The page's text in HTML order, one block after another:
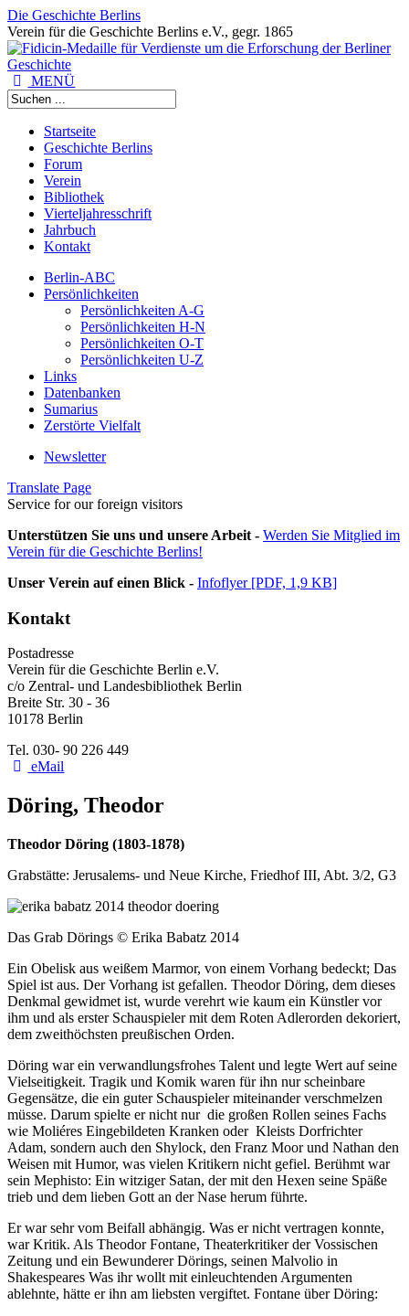
Die Geschichte Berlins
Verein für die Geschichte Berlins e.V., gegr. 1865
MENÜ
Startseite
Geschichte Berlins
Forum
Verein
Bibliothek
Vierteljahresschrift
Jahrbuch
Kontakt
Berlin-ABC
Persönlichkeiten
Persönlichkeiten A-G
Persönlichkeiten H-N
Persönlichkeiten O-T
Persönlichkeiten U-Z
Links
Datenbanken
Sumarius
Zerstörte Vielfalt
Newsletter
Translate Page
Service for our foreign visitors
Unterstützen Sie uns und unsere Arbeit - Werden Sie Mitglied im
Verein für die Geschichte Berlins!
Unser Verein auf einen Blick - Infoflyer [PDF, 1,9 KB]
Kontakt
Postadresse
Verein für die Geschichte Berlin e.V.
c/o Zentral- und Landesbibliothek Berlin
Breite Str. 30 - 36
10178 Berlin
Tel. 030- 90 226 449
eMail
Döring, Theodor
Theodor Döring (1803-1878)
Grabstätte: Jerusalems- und Neue Kirche, Friedhof III, Abt. 3/2, G3
Das Grab Dörings © Erika Babatz 2014
Ein Obelisk aus weißem Marmor, von einem Vorhang bedeckt; Das
Spiel ist aus. Der Vorhang ist gefallen. Theodor Döring, dem dieses
Denkmal gewidmet ist, wurde verehrt wie kaum ein Künstler vor
ihm und als erster Schauspieler mit dem Roten Adlerorden dekoriert,
dem zweithöchsten preußischen Orden.
Döring war ein verwandlungsfrohes Talent und legte Wert auf seine
Vielseitigkeit. Tragik und Komik waren für ihn nur scheinbare
Gegensätze, die ein guter Schauspieler miteinander verschmelzen
müsse. Darum spielte er nicht nur die großen Rollen seines Fachs
wie Moliéres Eingebildeten Kranken oder Kleists Dorfrichter
Adam, sondern auch den Shylock, den Franz Moor und Nathan den
Weisen mit Humor, was vielen Kritikern nicht gefiel. Berühmt war
sein Mephisto: Ein witziger Satan, der mit den Hexen seine Späße
trieb und dem lieben Gott an der Nase herum führte.
Er war sehr vom Beifall abhängig. Was er nicht vertragen konnte,
war Kritik. Als Theodor Fontane, Theaterkritiker der Vossischen
Zeitung und ein Bewunderer Dörings, seinen Malvolio in
Shakespeares Was ihr wollt mit einleuchtenden Argumenten
ablehnte, hätte er ihn am liebsten vergiftet. Fontane über Döring: